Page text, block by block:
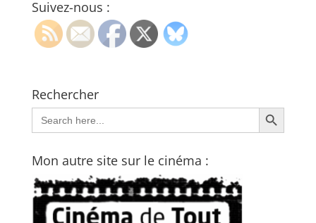
Suivez-nous :
Rechercher
Search
for:
Search Button
Mon autre site sur le cinéma :